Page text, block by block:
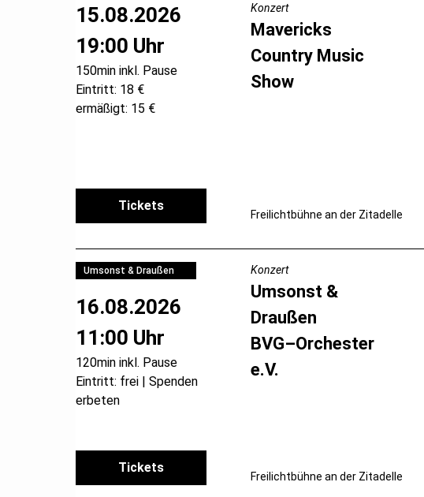
15.08.2026
19:00 Uhr
150min inkl. Pause
Eintritt: 18 €
ermäßigt: 15 €
Tickets
Konzert
Mavericks
Country Music
Show
Freilichtbühne an der Zitadelle
Umsonst & Draußen
16.08.2026
11:00 Uhr
120min inkl. Pause
Eintritt: frei | Spenden
erbeten
Tickets
Konzert
Umsonst &
Draußen
BVG–Orchester
e.V.
Freilichtbühne an der Zitadelle